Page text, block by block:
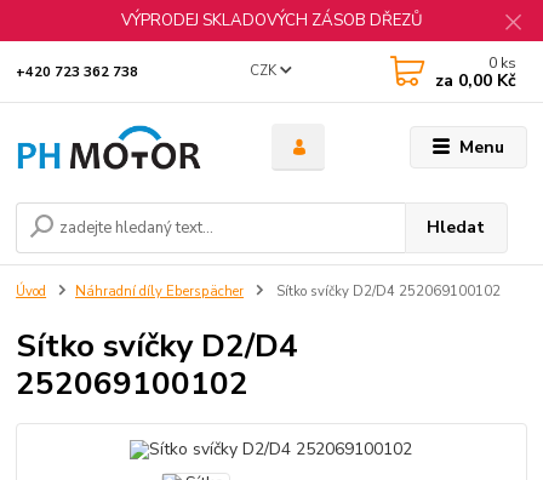
VÝPRODEJ SKLADOVÝCH ZÁSOB DŘEZŮ
Menu
CZK
Hledat
+420 723 362 738 0 ks
za 0,00 Kč
Úvod Náhradní díly Eberspächer Sítko svíčky D2/D4 252069100102
Sítko svíčky D2/D4
252069100102